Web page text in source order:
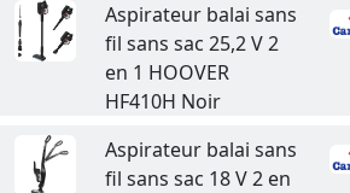
Aspirateur balai sans
fil sans sac 25,2 V 2
en 1 HOOVER
HF410H Noir
Aspirateur balai sans
fil sans sac 18 V 2 en